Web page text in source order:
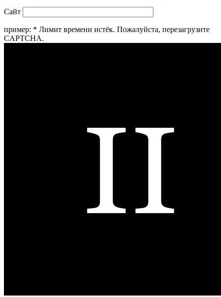
Сайт
пример: * Лимит времени истёк. Пожалуйста, перезагрузите
CAPTCHA.